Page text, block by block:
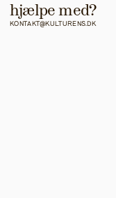
hjælpe med?
KONTAKT@KULTURENS.DK